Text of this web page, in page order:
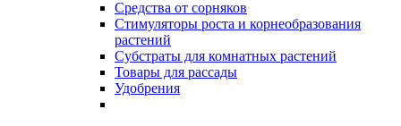
Средства от сорняков
Стимуляторы роста и корнеобразования
растений
Субстраты для комнатных растений
Товары для рассады
Удобрения